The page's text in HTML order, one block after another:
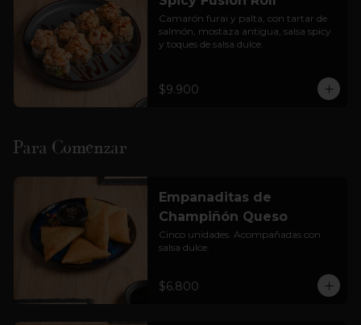
(foto solo referencial)
Camarón furai y palta, con tartar de
salmón, mostaza antigua, salsa spicy
y toques de salsa dulce.
$9.900
Para Comenzar
Empanaditas de
Champiñón Queso
Cinco unidades. Acompañadas con
salsa dulce.
$6.800